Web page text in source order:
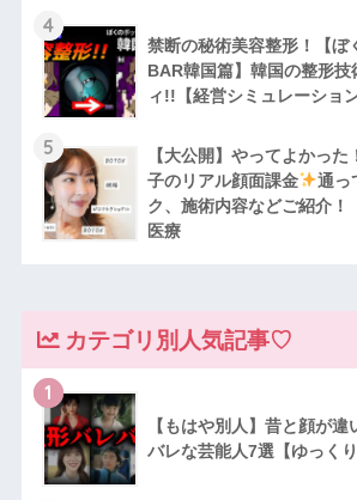
4
禁断の秘術美容整形！【ぼ
BAR韓国篇】韓国の整形技
ィ!!【経営シミュレーション
5
【大公開】やってよかっ
子のリアル顔面課金
通っ
ク、施術内容などご紹介
医療
カテゴリ別人気記事♡
1
【もはや別人】昔と顔が
バレな芸能人7選【ゆっくり